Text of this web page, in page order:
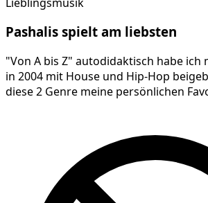
Pashalis spielt am liebsten
"Von A bis Z" autodidaktisch habe ich
in 2004 mit House und Hip-Hop
diese 2 Genre meine persönlichen